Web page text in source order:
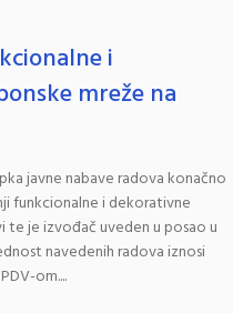
i
mreže na
javne nabave radova konačno
funkcionalne i dekorativne
te je izvođač uveden u posao u
navedenih radova iznosi
om....